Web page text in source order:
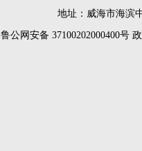
地址：威海市海滨
鲁公网安备 37100202000400号